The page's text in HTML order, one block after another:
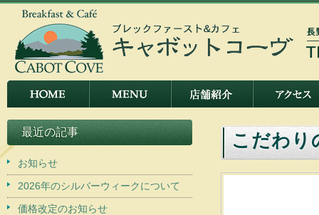
こだわり
最近の記事
お知らせ
2026年のシルバーウィークについて
価格改定のお知らせ